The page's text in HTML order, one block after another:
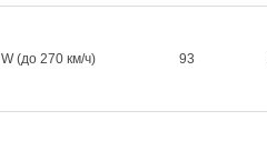
W (до 270 км/ч) 93